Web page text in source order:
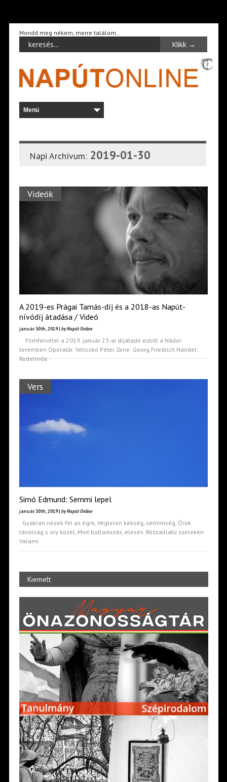
Mondd meg nékem, merre találom…
Napi Archívum: 2019-01-30
Videók
A 2019-es Prágai Tamás-díj és a 2018-as Napút-
nívódíj átadása / Videó
január 30th, 2019 | by Napút Online
Filmfelvétel a 2019. január 23-ai díjátadó estről a Nádor
teremben Operatőr: Velicskó Péter Zene: Georg Friedrich Händel:
Rodelinda
Vers
Simó Edmund: Semmi lepel
január 30th, 2019 | by Napút Online
Gyakran nézek fel az égre, Végtelen kékség, semmiség, Örök
távolság s oly közel, Mint botladozás, elesés. Rózsaillatú szeleken
Valami
Kiemelt